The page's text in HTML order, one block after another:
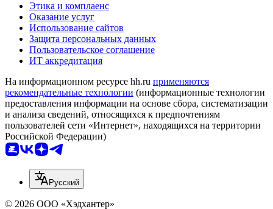
Этика и комплаенс
Оказание услуг
Использование сайтов
Защита персональных данных
Пользовательское соглашение
ИТ аккредитация
На информационном ресурсе hh.ru применяются
рекомендательные технологии (информационные технологии
предоставления информации на основе сбора, систематизации
и анализа сведений, относящихся к предпочтениям
пользователей сети «Интернет», находящихся на территории
Российской Федерации)
Русский
© 2026 ООО «Хэдхантер»